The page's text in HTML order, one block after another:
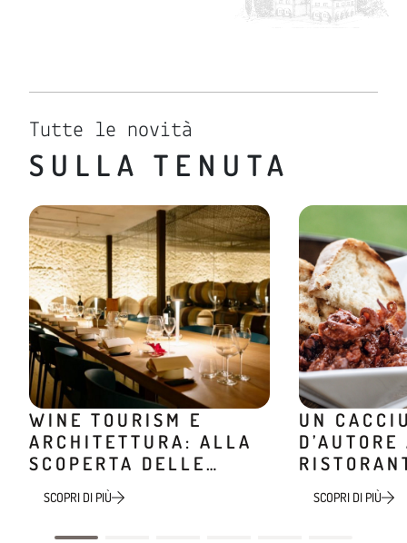
Tutte le novità
SULLA TENUTA
WINE TOURISM E
ARCHITETTURA: ALLA
SCOPERTA DELLE
CANTINE DI DESIGN
SCOPRI DI PIÙ
UN
MINIERA
SCOPRI DI PIÙ